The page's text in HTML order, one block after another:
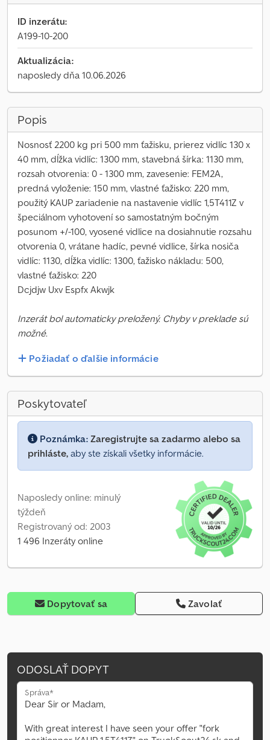
ID inzerátu:
A199-10-200
Aktualizácia:
naposledy dňa 10.06.2026
Popis
Nosnosť 2200 kg pri 500 mm ťažisku, prierez vidlíc 130 x
40 mm, dĺžka vidlíc: 1300 mm, stavebná šírka: 1130 mm,
rozsah otvorenia: 0 - 1300 mm, zavesenie: FEM2A,
predná vyloženie: 150 mm, vlastné ťažisko: 220 mm,
použitý KAUP zariadenie na nastavenie vidlíc 1,5T411Z v
špeciálnom vyhotovení so samostatným bočným
posunom +/-100, vyosené vidlice na dosiahnutie rozsahu
otvorenia 0, vrátane hadíc, pevné vidlice, šírka nosiča
vidlíc: 1130, dĺžka vidlíc: 1300, ťažisko nákladu: 500,
vlastné ťažisko: 220
Dcjdjw Uxv Espfx Akwjk
Inzerát bol automaticky preložený. Chyby v preklade sú
možné.
Požiadať o ďalšie informácie
Poskytovateľ
Poznámka: Zaregistrujte sa zadarmo alebo sa
prihláste, aby ste získali všetky informácie.
Naposledy online: minulý
týždeň
Registrovaný od: 2003
1 496 Inzeráty online
Dopytovať sa Zavolať
ODOSLAŤ DOPYT
Správa*